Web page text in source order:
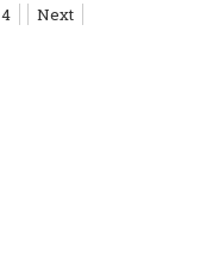
4 Next